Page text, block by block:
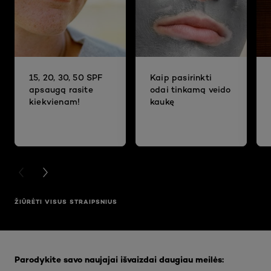
15, 20, 30, 50 SPF
apsaugą rasite
kiekvienam!
Kaip pasirinkti
odai tinkamą veido
kaukę
PREVIOUS CARD
NEXT CARD
ŽIŪRĖTI VISUS STRAIPSNIUS
Parodykite savo naujajai išvaizdai daugiau meilės: